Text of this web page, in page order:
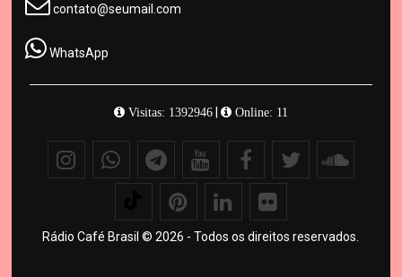
contato@seumail.com
WhatsApp
Visitas: 1392946| Online: 11
Rádio Café Brasil © 2026 - Todos os direitos reservados.